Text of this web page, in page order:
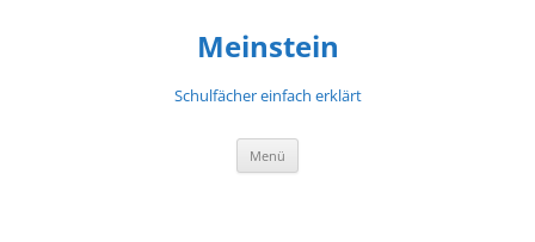
Meinstein
Schulfächer einfach erklärt
Menü